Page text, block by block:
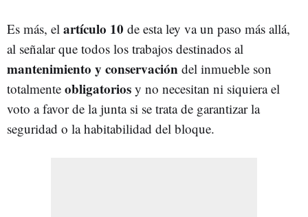
Es más, el artículo 10 de esta ley va un paso más allá,
al señalar que todos los trabajos destinados al
mantenimiento y conservación del inmueble son
totalmente obligatorios y no necesitan ni siquiera el
voto a favor de la junta si se trata de garantizar la
seguridad o la habitabilidad del bloque.